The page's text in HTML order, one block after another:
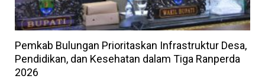
Pemkab Bulungan Prioritaskan Infrastruktur Desa,
Pendidikan, dan Kesehatan dalam Tiga Ranperda
2026